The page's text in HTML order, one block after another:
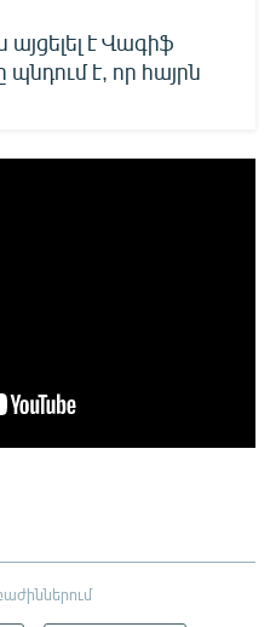
է Վագիֆ
է, որ հայրն